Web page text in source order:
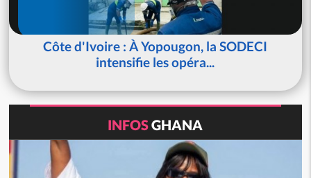
Côte d'Ivoire : À Yopougon, la SODECI
intensifie les opéra...
INFOSGHANA